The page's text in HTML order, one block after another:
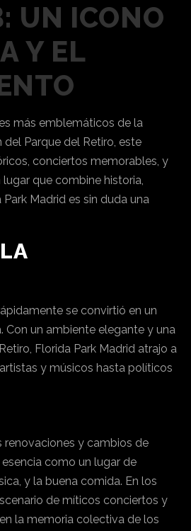
UN ICONO
Y EL
más emblemáticos de la
Parque del Retiro, este
conciertos memorables, y
que combine historia,
Madrid es sin duda una
se convirtió en un
Con un ambiente elegante y una
Florida Park Madrid atrajo a
y músicos hasta políticos
renovaciones y cambios de
como un lugar de
y la buena comida. En los
de míticos conciertos y
la memoria colectiva de los